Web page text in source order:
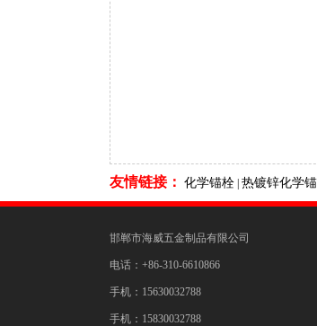
友情链接： 化学锚栓 热镀锌化学
邯郸市海威五金制品有限公司
电话：+86-310-6610866
手机：15630032788
手机 ： 15830032788